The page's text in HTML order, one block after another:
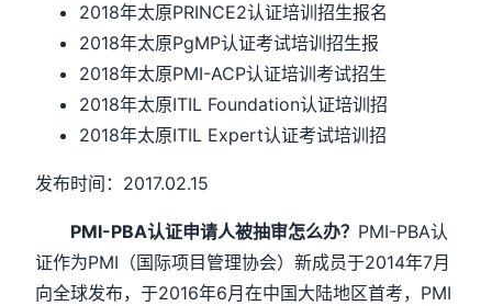
2018年太原PRINCE2认证培训招生报名
2018年太原PgMP认证考试培训招生报
2018年太原PMI-ACP认证培训考试招生
2018年太原ITIL Foundation认证培训招
2018年太原ITIL Expert认证考试培训招
发布时间：2017.02.15
PMI-PBA认证申请人被抽审怎么办？ PMI-PBA认
证作为PMI（国际项目管理协会）新成员于2014年7月
向全球发布，于2016年6月在中国大陆地区首考，PMI